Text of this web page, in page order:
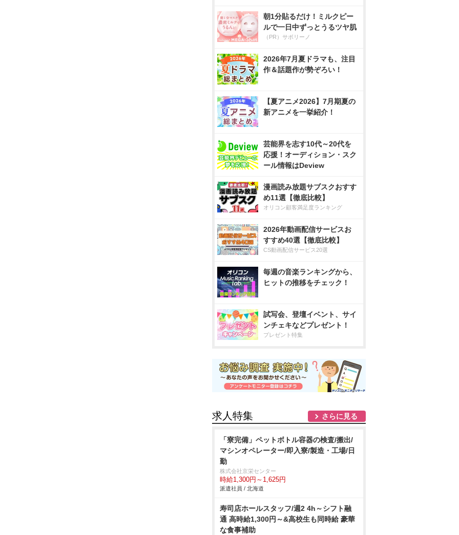
朝1分貼るだけ！ミルクピー
ルで一日中ずっとうるツヤ肌
（PR）サボリーノ
2026年7月夏ドラマも、注目
作＆話題作が勢ぞろい！
【夏アニメ2026】7月期夏の
新アニメを一挙紹介！
芸能界を志す10代～20代を
応援！オーディション・スク
ール情報はDeview
漫画読み放題サブスクおすす
め11選【徹底比較】
オリコン顧客満足度ランキング
2026年動画配信サービスお
すすめ40選【徹底比較】
CS動画配信サービス20選
毎週の音楽ランキングから、
ヒットの推移をチェック！
試写会、登壇イベント、サイ
ンチェキなどプレゼント！
プレゼント特集
求人特集 さらに見る
「寮完備」ペットボトル容器の検査/搬出/
マシンオペレーター/即入寮/製造・工場/日
勤
株式会社京栄センター
時給1,300円～1,625円
派遣社員 / 北海道
寿司店ホールスタッフ/週2 4h～シフト融
通 高時給1,300円～&高校生も同時給 豪華
な食事補助